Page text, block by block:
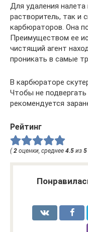
Для удаления
растворитель, так и
карбюраторов. Она
Преимуществом ее
чистящий агент
проникать в самые
В карбюраторе
Чтобы не
рекомендуется
Рейтинг
( 2 оценки, среднее 4.5 из 5